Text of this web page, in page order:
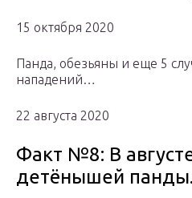
15 октября 2020
Панда, обезьяны и еще 5
нападений…
22 августа 2020
Факт №8: В
детёнышей панды.